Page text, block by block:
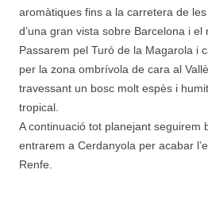
aromàtiques fins a la carretera de
d’una gran vista sobre Barcelona i el
Passarem pel Turó de la Magarola i
per la zona ombrívola de cara al
travessant un bosc molt espès i
tropical.
A continuació tot planejant seguirem
entrarem a Cerdanyola per acabar
Renfe.